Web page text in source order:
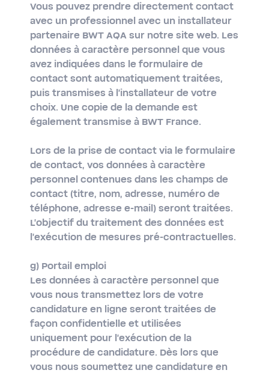
Vous pouvez prendre directement contact
avec un professionnel avec un installateur
partenaire BWT AQA sur notre site web. Les
données à caractère personnel que vous
avez indiquées dans le formulaire de
contact sont automatiquement traitées,
puis transmises à l'installateur de votre
choix. Une copie de la demande est
également transmise à BWT France.
Lors de la prise de contact via le formulaire
de contact, vos données à caractère
personnel contenues dans les champs de
contact (titre, nom, adresse, numéro de
téléphone, adresse e-mail) seront traitées.
L'objectif du traitement des données est
l'exécution de mesures pré-contractuelles.
g) Portail emploi
Les données à caractère personnel que
vous nous transmettez lors de votre
candidature en ligne seront traitées de
façon confidentielle et utilisées
uniquement pour l'exécution de la
procédure de candidature. Dès lors que
vous nous soumettez une candidature en